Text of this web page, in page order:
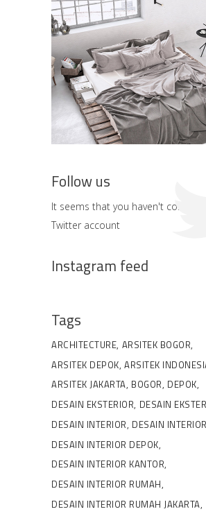
Follow us
It seems that you haven't
Twitter account
Instagram feed
Tags
ARCHITECTURE ARSITEK BOGOR
ARSITEK DEPOK ARSITEK
ARSITEK JAKARTA BOGOR DEPOK
DESAIN EKSTERIOR DESAIN
DESAIN INTERIOR DESAIN
DESAIN INTERIOR DEPOK
DESAIN INTERIOR KANTOR
DESAIN INTERIOR RUMAH
DESAIN INTERIOR RUMAH JAKARTA